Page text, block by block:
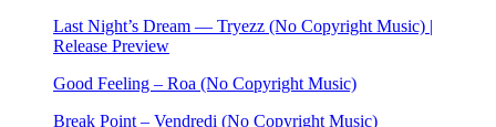
Last Night’s Dream — Tryezz (No Copyright Music) |
Release Preview
Good Feeling – Roa (No Copyright Music)
Break Point – Vendredi (No Copyright Music)